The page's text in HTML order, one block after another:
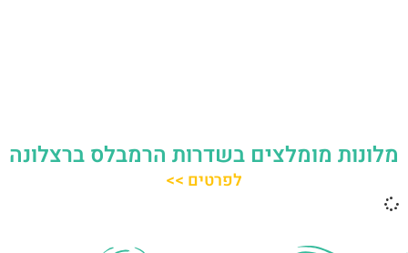
מלונות מומלצים בשדרות הרמבלס ברצלונה
לפרטים >>